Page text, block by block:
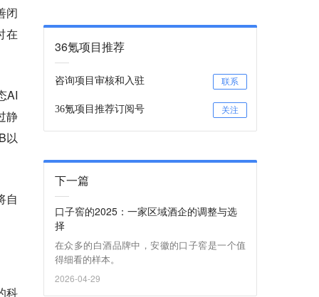
闭
在
AI
静
以
自
科
36氪项目推荐
咨询项目审核和入驻 联系
36氪项目推荐订阅号 关注
下一篇
口子窖的2025：一家区域酒企的调整与选
择
在众多的白酒品牌中，安徽的口子窖是一个值
得细看的样本。
2026-04-29